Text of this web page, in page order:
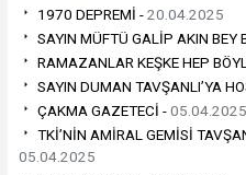
1970 DEPREMİ -20.04.2025
SAYIN MÜFTÜ GALİP AKIN BEY
RAMAZANLAR KEŞKE HEP
SAYIN DUMAN TAVŞANLI’YA
ÇAKMA GAZETECİ -05.04.2025
TKİ’NİN AMİRAL GEMİSİ
05.04.2025